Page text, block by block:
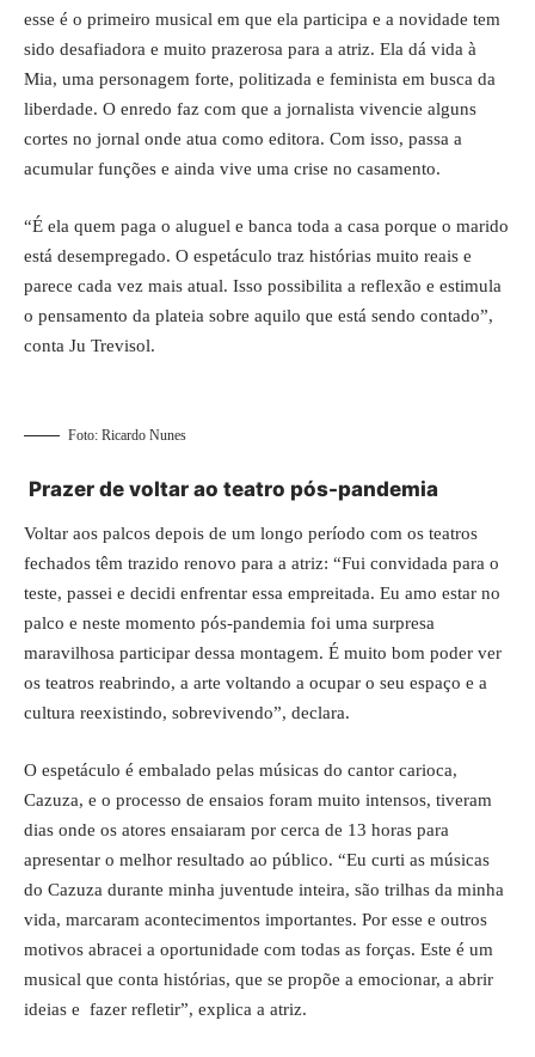
esse é o primeiro musical em que ela participa e a novidade tem
sido desafiadora e muito prazerosa para a atriz. Ela dá vida à
Mia, uma personagem forte, politizada e feminista em busca da
liberdade. O enredo faz com que a jornalista vivencie alguns
cortes no jornal onde atua como editora. Com isso, passa a
acumular funções e ainda vive uma crise no casamento.
“É ela quem paga o aluguel e banca toda a casa porque o marido
está desempregado. O espetáculo traz histórias muito reais e
parece cada vez mais atual. Isso possibilita a reflexão e estimula
o pensamento da plateia sobre aquilo que está sendo contado”,
conta Ju Trevisol.
Foto: Ricardo Nunes
Prazer de voltar ao teatro pós-pandemia
Voltar aos palcos depois de um longo período com os teatros
fechados têm trazido renovo para a atriz: “Fui convidada para o
teste, passei e decidi enfrentar essa empreitada. Eu amo estar no
palco e neste momento pós-pandemia foi uma surpresa
maravilhosa participar dessa montagem. É muito bom poder ver
os teatros reabrindo, a arte voltando a ocupar o seu espaço e a
cultura reexistindo, sobrevivendo”, declara.
O espetáculo é embalado pelas músicas do cantor carioca,
Cazuza, e o processo de ensaios foram muito intensos, tiveram
dias onde os atores ensaiaram por cerca de 13 horas para
apresentar o melhor resultado ao público. “Eu curti as músicas
do Cazuza durante minha juventude inteira, são trilhas da minha
vida, marcaram acontecimentos importantes. Por esse e outros
motivos abracei a oportunidade com todas as forças. Este é um
musical que conta histórias, que se propõe a emocionar, a abrir
ideias e fazer refletir”, explica a atriz.